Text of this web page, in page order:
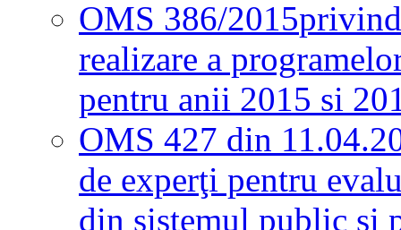
OMS 386/2015
realizare a
pentru anii 2015 si
OMS 427 din
de experţi pentru
din sistemul public si